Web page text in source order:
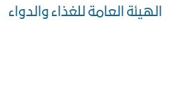
الهيئة العامة للغذاء والدواء